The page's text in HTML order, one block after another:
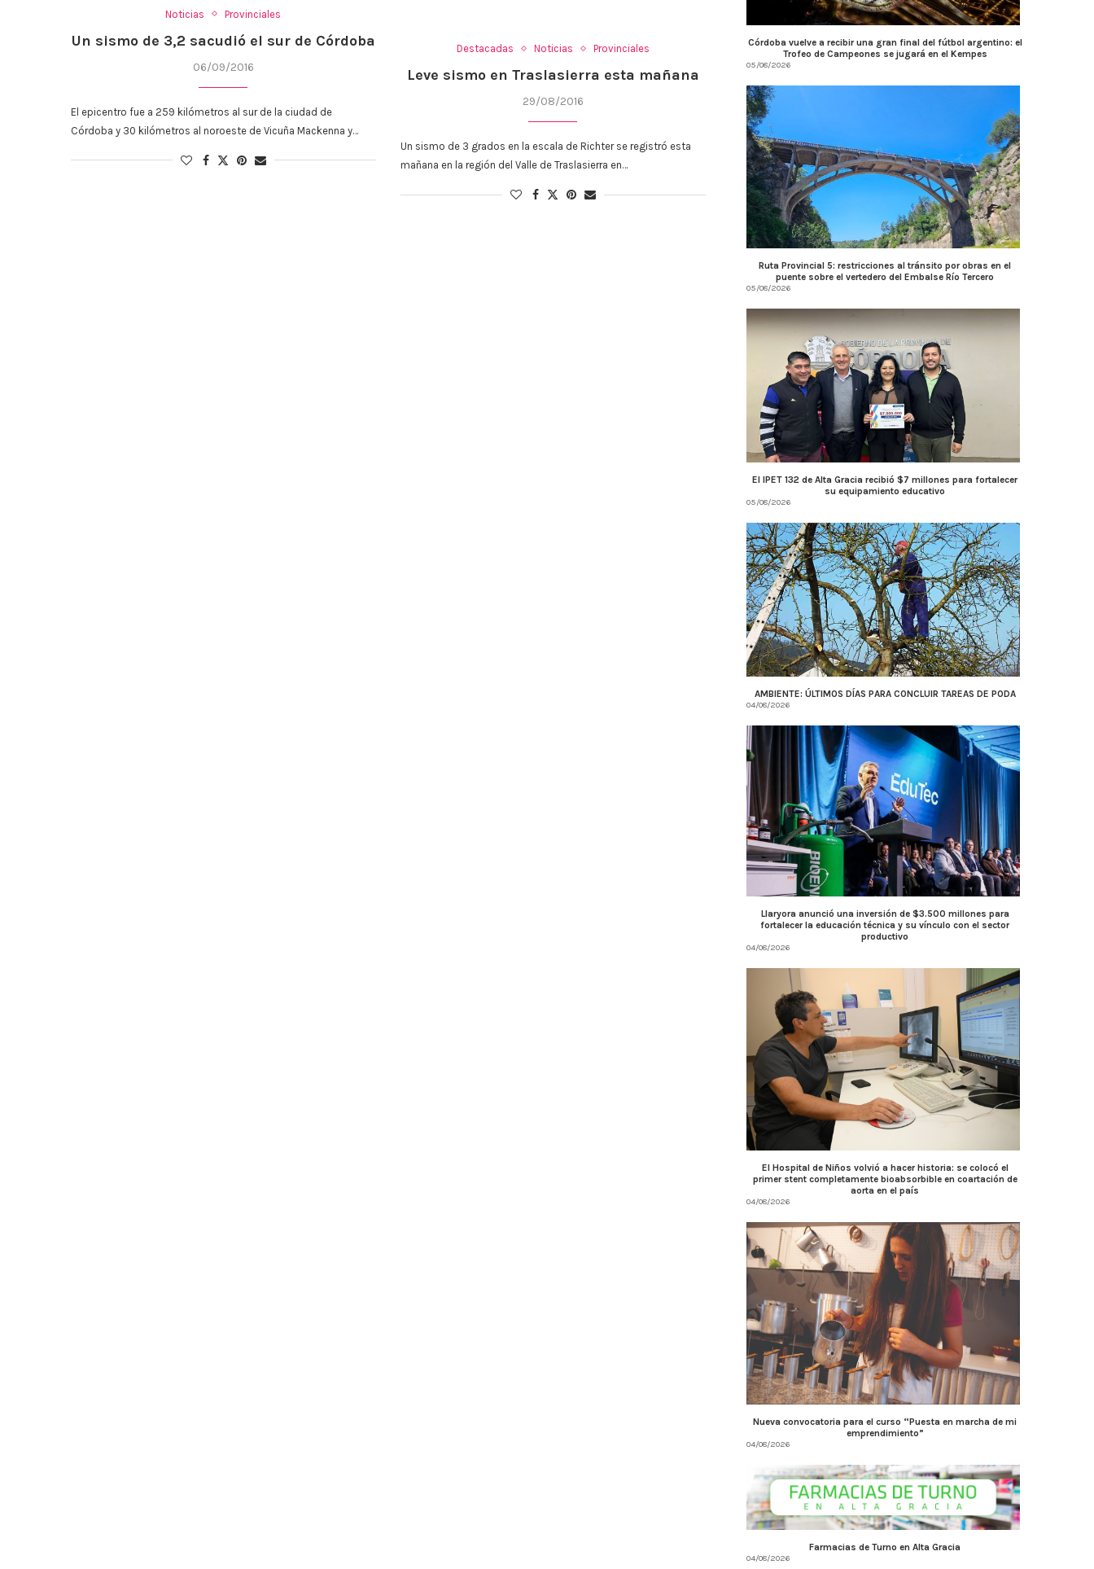
Noticias Provinciales
Un sismo de 3,2 sacudió el sur de Córdoba
06/09/2016
El epicentro fue a 259 kilómetros al sur de la ciudad de
Córdoba y 30 kilómetros al noroeste de Vicuña Mackenna y…
Destacadas Noticias Provinciales
Leve sismo en Traslasierra esta mañana
29/08/2016
Un sismo de 3 grados en la escala de Richter se registró esta
mañana en la región del Valle de Traslasierra en…
Córdoba vuelve a recibir una gran final del fútbol argentino: el
Trofeo de Campeones se jugará en el Kempes
05/08/2026
Ruta Provincial 5: restricciones al tránsito por obras en el
puente sobre el vertedero del Embalse Río Tercero
05/08/2026
El IPET 132 de Alta Gracia recibió $7 millones para fortalecer
su equipamiento educativo
05/08/2026
AMBIENTE: ÚLTIMOS DÍAS PARA CONCLUIR TAREAS DE PODA
04/08/2026
Llaryora anunció una inversión de $3.500 millones para
fortalecer la educación técnica y su vínculo con el sector
productivo
04/08/2026
El Hospital de Niños volvió a hacer historia: se colocó el
primer stent completamente bioabsorbible en coartación de
aorta en el país
04/08/2026
Nueva convocatoria para el curso “Puesta en marcha de mi
emprendimiento”
04/08/2026
Farmacias de Turno en Alta Gracia
04/08/2026